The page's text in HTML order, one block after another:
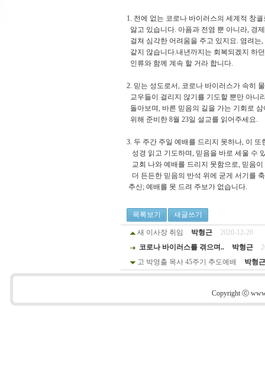
1. 전에 없는 코로나 바이러스의 세계적 창
앓고 있습니다. 아픔과 전염 뿐 아니라, 경
걸쳐 심각한 어려움을 주고 있지요. 염려는
같지 않습니다.내년까지는 회복되겠지 하
인류와 함께 계속 할 거라 합니다.
2. 믿는 성도로서, 코로나 바이러스가 속히
교우들이 걸리지 않기를 기도할 뿐만 아니
돌아보며, 바른 믿음의 길을 가는 기회로
위해 준비한 8월 23일 설교를 읽어주세요.
3. 두 주간 주일 예배를 드리지 못하나, 이 또
성경 읽고 기도하며, 믿음을 바로 세울 수
교회 나와 예배를 드리지 못함으로, 믿음
더 든든한 믿음의 반석 위에 굳게 서기를
추신; 예배를 못 드려 주보가 없습니다.
목록보기 새글쓰기
새 이사장 취임 박형근
2020-12-20
코로나 바이러스를 겪으며..
박형근
고 박영출 목사 45주기 추도예배
박형
Copyright ⓒ